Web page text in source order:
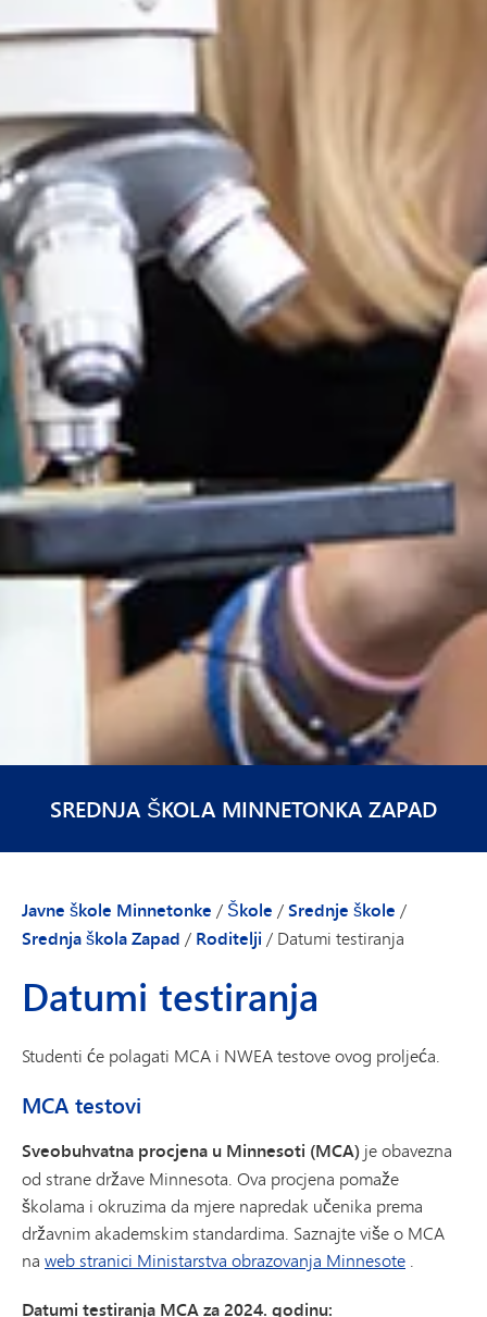
SREDNJA ŠKOLA MINNETONKA ZAPAD
Javne škole Minnetonke / Škole /Srednje škole /
Srednja škola Zapad / Roditelji / Datumi testiranja
Datumi testiranja
Studenti će polagati MCA i NWEA testove ovog proljeća.
MCA testovi
Sveobuhvatna procjena u Minnesoti (MCA) je obavezna
od strane države Minnesota. Ova procjena pomaže
školama i okruzima da mjere napredak učenika prema
državnim akademskim standardima. Saznajte više o MCA
na web stranici Ministarstva obrazovanja Minnesote .
Datumi testiranja MCA za 2024. godinu: